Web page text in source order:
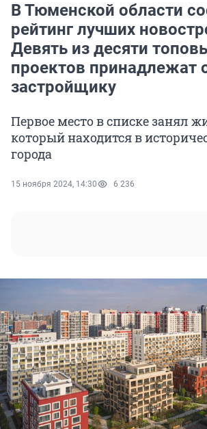
В Тюменской области
рейтинг лучших
Девять из десяти
проектов принадлежат
застройщику
Первое место в списке занял
который находится в
города
15 ноября 2024, 14:30 6 236